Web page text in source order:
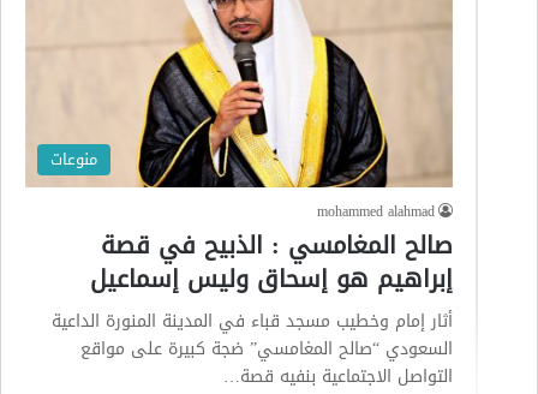
منوعات
mohammed alahmad
صالح المغامسي : الذبيح في قصة
إبراهيم هو إسحاق وليس إسماعيل
أثار إمام وخطيب مسجد قباء في المدينة المنورة الداعية
السعودي “صالح المغامسي” ضجة كبيرة على مواقع
التواصل الاجتماعية بنفيه قصة…